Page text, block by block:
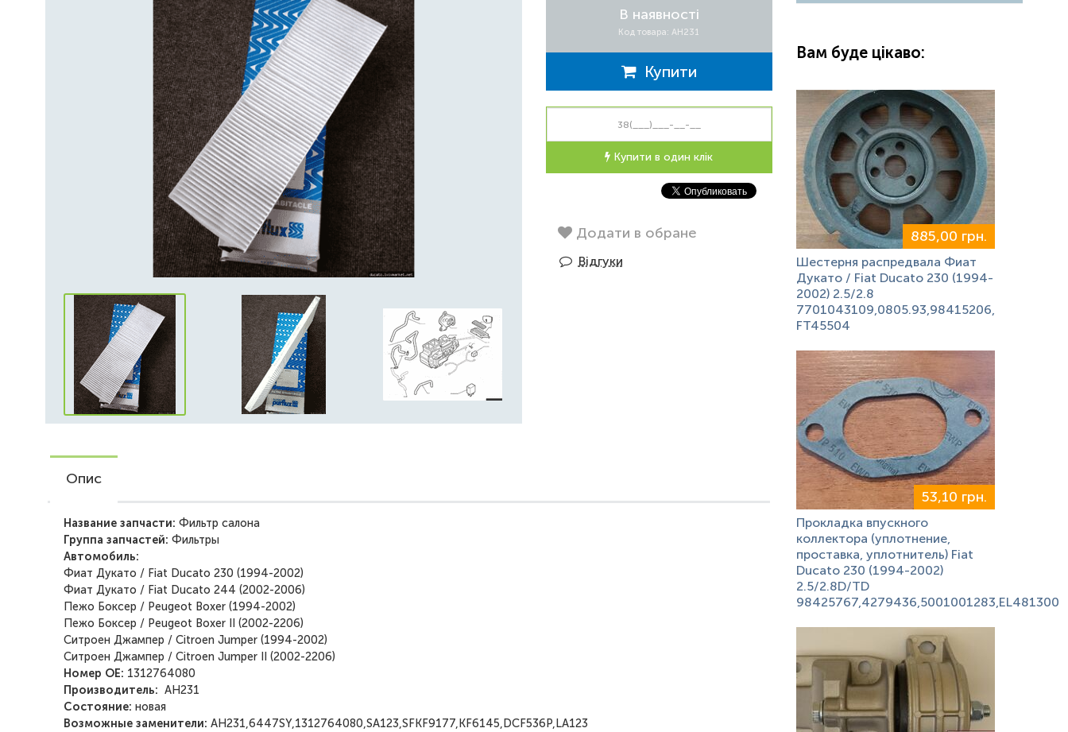
В наявності
Код товара: AH231
Купити
Купити в один клік
Додати в обране
Відгуки
Опис
Название запчасти: Фильтр салона
Группа запчастей: Фильтры
Автомобиль:
Фиат Дукато / Fiat Ducato 230 (1994-2002)
Фиат Дукато / Fiat Ducato 244 (2002-2006)
Пежо Боксер / Peugeot Boxer (1994-2002)
Пежо Боксер / Peugeot Boxer II (2002-2206)
Ситроен Джампер / Citroen Jumper (1994-2002)
Ситроен Джампер / Citroen Jumper II (2002-2206)
Номер ОЕ: 1312764080
Производитель: AH231
Состояние: новая
Возможные заменители: AH231,6447SY,1312764080,SA123,SFKF9177,KF6145,DCF536P,LA123
Вам буде цікаво:
885,00 грн.
Шестерня распредвала Фиат
Дукато / Fiat Ducato 230 (1994-
2002) 2.5/2.8
7701043109,0805.93,98415206,
FT45504
53,10 грн.
Прокладка впускного
коллектора (уплотнение,
проставка, уплотнитель) Fiat
Ducato 230 (1994-2002)
2.5/2.8D/TD
98425767,4279436,5001001283,EL481300